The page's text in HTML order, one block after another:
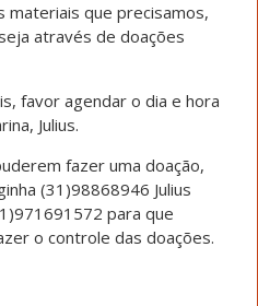
materiais que precisamos,
através de doações
favor agendar o dia e hora
Julius.
fazer uma doação,
(31)98868946 Julius
para que
o controle das doações.